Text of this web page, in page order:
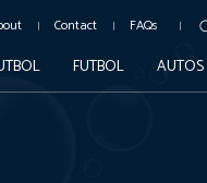
Contact FAQs
FUTBOL AUTOS